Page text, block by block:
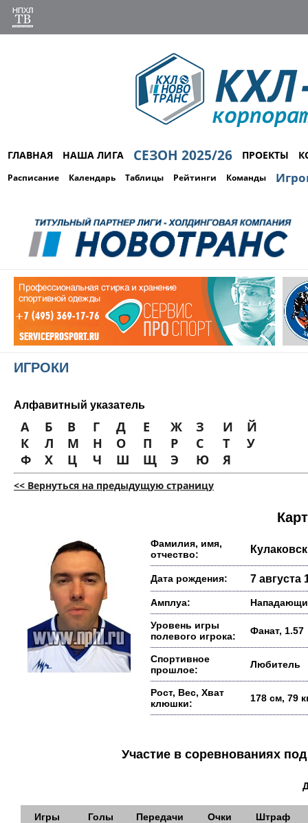
ГЛАВНАЯ НАША ЛИГА СЕЗОН 2025/26 ПРОЕКТЫ
Расписание Календарь Таблицы Рейтинги Команды
ИГРОКИ
Алфавитный указатель
А Б В Г Д Е Ж З И
Й
К
Л М Н О П Р С Т
У
Ф
Х Ц Ч Ш Щ Э Ю Я
<< Вернуться на предыдущую страницу
Фамилия, имя,
отчество:
Дата рождения: 7 августа
Амплуа:
Уровень игры
полевого игрока:
Фанат, 1.57
Спортивное
прошлое:
Любитель
Рост, Вес, Хват
клюшки:
178 см, 79
Участие в соревнованиях
Игры Голы Передачи Очки
Штраф